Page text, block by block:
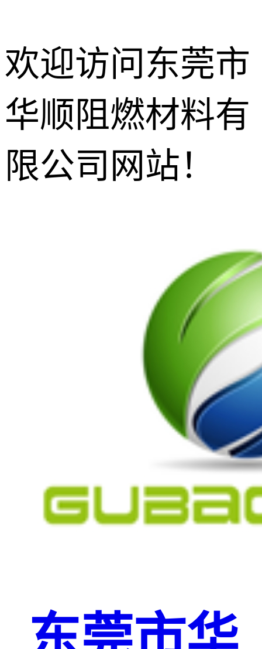
欢迎访问东莞市
华顺阻燃材料有
限公司网站！
防玻纤外露
增韧相熔剂
无尘功能碳